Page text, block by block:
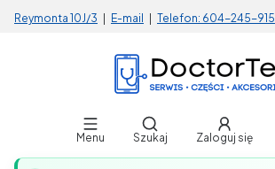
Reymonta 10J/3 E-mail Telefon: 604-245-915
Menu
Otwórz wyszukiwarkę
Szukaj Zaloguj się